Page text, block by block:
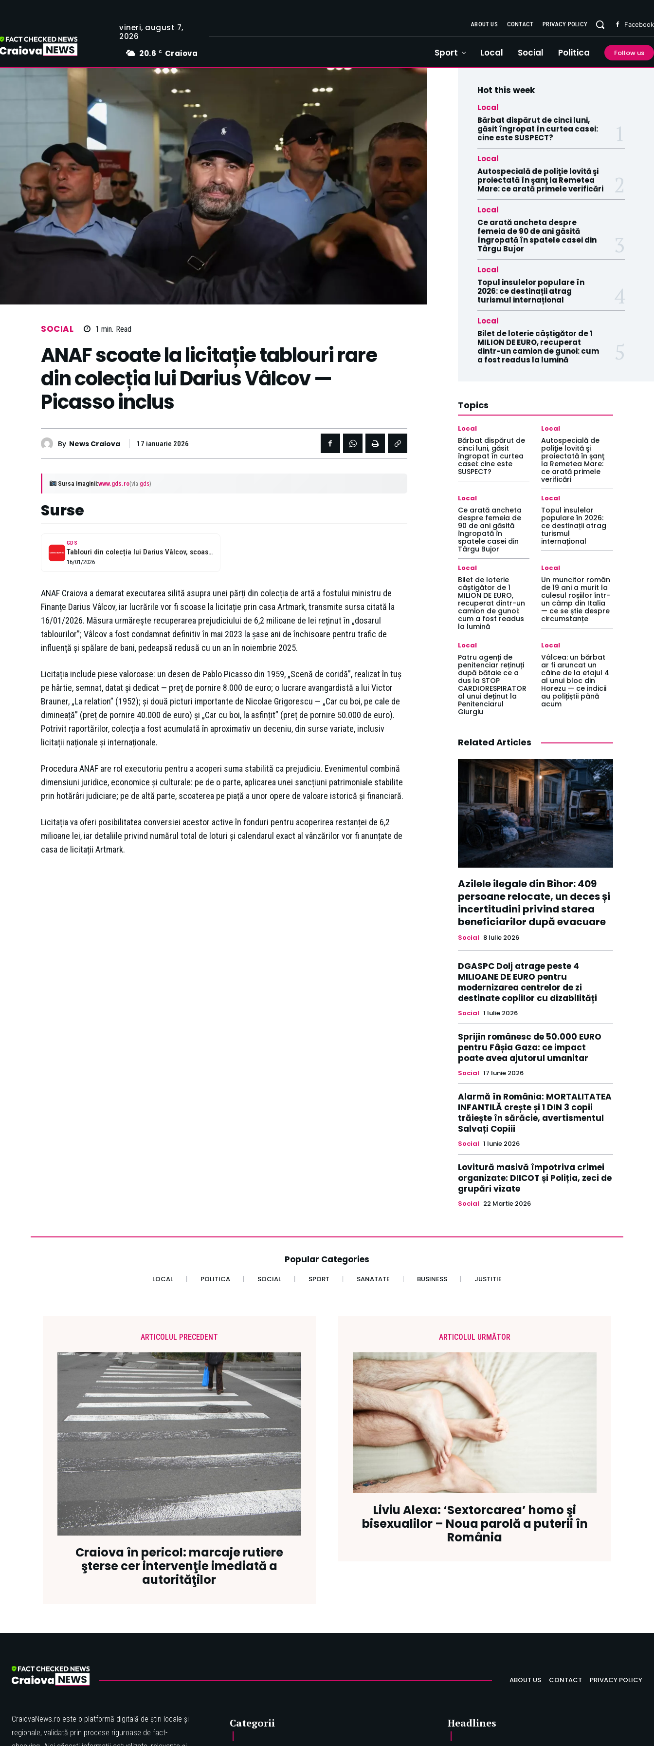
vineri, august 7,
2026
20.6 C Craiova
ABOUT US CONTACT PRIVACY POLICY Facebook
Sport Local Social Politica Follow us
SOCIAL 1 min. Read
ANAF scoate la licitație tablouri rare
din colecția lui Darius Vâlcov —
Picasso inclus
By News Craiova 17 ianuarie 2026
Sursa imaginii:www.gds.ro(viagds)
Surse
GDS
Tablouri din colecția lui Darius Vâlcov, scoase la licitație prin executare silită...
16/01/2026
ANAF Craiova a demarat executarea silită asupra unei părți din colecția de artă a fostului ministru de
Finanțe Darius Vâlcov, iar lucrările vor fi scoase la licitație prin casa Artmark, transmite sursa citată la
16/01/2026. Măsura urmărește recuperarea prejudiciului de 6,2 milioane de lei reținut în „dosarul
tablourilor”; Vâlcov a fost condamnat definitiv în mai 2023 la șase ani de închisoare pentru trafic de
influență și spălare de bani, pedeapsă redusă cu un an în noiembrie 2025.
Licitația include piese valoroase: un desen de Pablo Picasso din 1959, „Scenă de coridă”, realizat în tuș
pe hârtie, semnat, datat și dedicat — preț de pornire 8.000 de euro; o lucrare avangardistă a lui Victor
Brauner, „La relation” (1952); și două picturi importante de Nicolae Grigorescu — „Car cu boi, pe cale de
dimineață” (preț de pornire 40.000 de euro) și „Car cu boi, la asfințit” (preț de pornire 50.000 de euro).
Potrivit raportărilor, colecția a fost acumulată în aproximativ un deceniu, din surse variate, inclusiv
licitații naționale și internaționale.
Procedura ANAF are rol executoriu pentru a acoperi suma stabilită ca prejudiciu. Evenimentul combină
dimensiuni juridice, economice și culturale: pe de o parte, aplicarea unei sancțiuni patrimoniale stabilite
prin hotărâri judiciare; pe de altă parte, scoaterea pe piață a unor opere de valoare istorică și financiară.
Licitația va oferi posibilitatea conversiei acestor active în fonduri pentru acoperirea restanței de 6,2
milioane lei, iar detaliile privind numărul total de loturi și calendarul exact al vânzărilor vor fi anunțate de
casa de licitații Artmark.
Hot this week
Local
Bărbat dispărut de cinci luni,
găsit îngropat în curtea casei:
cine este SUSPECT?
Local
Autospecială de poliţie lovită şi
proiectată în şanţ la Remetea
Mare: ce arată primele verificări
Local
Ce arată ancheta despre
femeia de 90 de ani găsită
îngropată în spatele casei din
Târgu Bujor
Local
Topul insulelor populare în
2026: ce destinații atrag
turismul internațional
Local
Bilet de loterie câștigător de 1
MILION DE EURO, recuperat
dintr-un camion de gunoi: cum
a fost readus la lumină
Topics
Local
Bărbat dispărut de
cinci luni, găsit
îngropat în curtea
casei: cine este
SUSPECT?
Local
Autospecială de
poliţie lovită şi
proiectată în şanţ
la Remetea Mare:
ce arată primele
verificări
Local
Ce arată ancheta
despre femeia de
90 de ani găsită
îngropată în
spatele casei din
Târgu Bujor
Local
Topul insulelor
populare în 2026:
ce destinații atrag
turismul
internațional
Local
Bilet de loterie
câștigător de 1
MILION DE EURO,
recuperat dintr-un
camion de gunoi:
cum a fost readus
la lumină
Local
Un muncitor român
de 19 ani a murit la
culesul roșiilor într-
un câmp din Italia
— ce se știe despre
circumstanțe
Local
Patru agenți de
penitenciar reținuți
după bătaie ce a
dus la STOP
CARDIORESPIRATOR
al unui deținut la
Penitenciarul
Giurgiu
Local
Vâlcea: un bărbat
ar fi aruncat un
câine de la etajul 4
al unui bloc din
Horezu — ce indicii
au polițiștii până
acum
Related Articles
Azilele ilegale din Bihor: 409
persoane relocate, un deces și
incertitudini privind starea
beneficiarilor după evacuare
Social 8 Iulie 2026
DGASPC Dolj atrage peste 4
MILIOANE DE EURO pentru
modernizarea centrelor de zi
destinate copiilor cu dizabilități
Social 1 Iulie 2026
Sprijin românesc de 50.000 EURO
pentru Fâșia Gaza: ce impact
poate avea ajutorul umanitar
Social 17 Iunie 2026
Alarmă în România: MORTALITATEA
INFANTILĂ crește și 1 DIN 3 copii
trăiește în sărăcie, avertismentul
Salvați Copiii
Social 1 Iunie 2026
Lovitură masivă împotriva crimei
organizate: DIICOT și Poliția, zeci de
grupări vizate
Social 22 Martie 2026
Popular Categories
LOCAL POLITICA SOCIAL SPORT SANATATE BUSINESS JUSTITIE
ARTICOLUL PRECEDENT
Craiova în pericol: marcaje rutiere
şterse cer intervenţie imediată a
autorităţilor
ARTICOLUL URMĂTOR
Liviu Alexa: ‘Sextorcarea’ homo şi
bisexualilor – Noua parolă a puterii în
România
ABOUT US CONTACT PRIVACY POLICY
CraiovaNews.ro este o platformă digitală de știri locale și
regionale, validată prin procese riguroase de fact-
Categorii Headlines